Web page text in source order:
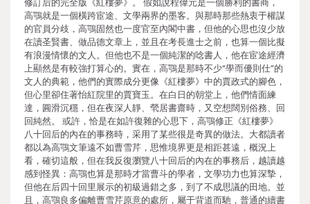
高鶚就是一個橫跨宦途、文學兩界的墨客。與那時那些熱衷于權謀
的官員分歧，高鶚固然也一度官至內閣中書，但他的心思也沒少放
在讀圣賢書、做品德文章上，並且在考長進士之前，也算一個比擬
有浪漫情懷的文人。但他也不是一個純潔的唸書人，他在宦途經濟
上顯然是有較強打算心的。實在，高鶚是那時不少“學而優則仕”的
文人的典範，他們的實際成分更像《紅樓夢》中的賈政式的腳色，
但心里卻住著怡紅院里的賈寶玉。在白日的朝堂上，他們情面練
達，圓滑沉穩，但在夜深人靜、煢居書齋時，又空想闊別俗務、回
回純然。 或許，恰是在如許復雜的心思下，高鶚修正《紅樓夢》
八十回后的內在的事務時，采用了某些很是奇異的做法。大都讀者
都以為高鶚文筆遠不如曹雪芹，思惟境界更是相距甚遠，概況上
看，確切這般，但在我反復瀏覽八十回后的內在的事務后，越讀越
感到怪異：高鶚也算是那時才當曹斗的學者，文學功力也算深摯，
但他在后四十回里展示的初級過錯之多，到了不成思議的田地。並
且，高鶚良多偏離曹雪芹原意的處所，屬于背道而馳，普通的續書